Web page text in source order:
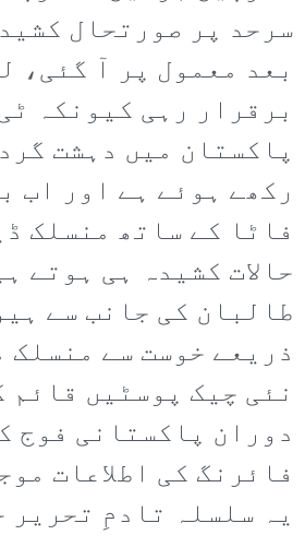
سرحد پر صورتحال
بعد معمول پر آ گئی،
برقرار رہی کیونکہ
پاکستان میں دہشت
رکھے ہوئے ہے اور اب
فاٹا کے ساتھ منسلک
حالات کشیدہ ہی ہوتے
طالبان کی جانب سے
ذریعے خوست سے منسلک
نئی چیک پوسٹیں قائم
دوران پاکستانی فوج
فائرنگ کی اطلاعات
یہ سلسلہ تادمِ تحریر